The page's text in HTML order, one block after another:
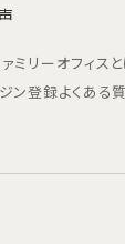
ァミリーオフィス
ン登録よくある